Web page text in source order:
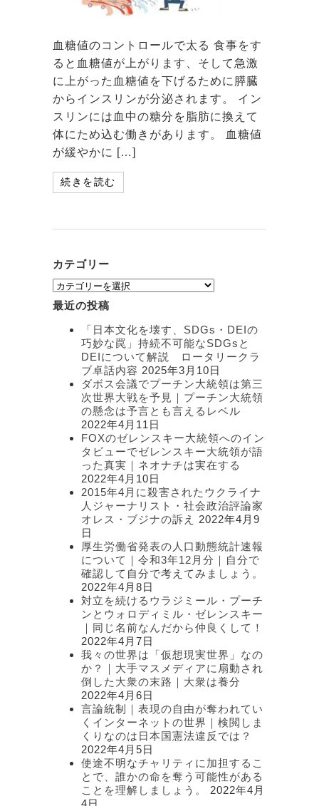
血糖値のコントロールで太る 食事をす
ると血糖値が上がります、そして急激
に上がった血糖値を下げるために膵臓
からインスリンが分泌されます。 イン
スリンには血中の糖分を脂肪に換えて
体にため込む働きがあります。 血糖値
が緩やかに […]
続きを読む
カテゴリー
カ
テ
ゴ
最近の投稿
「日本文化を壊す、SDGs・DEIの
巧妙な罠」持続不可能なSDGsと
DEIについて解説 ロータリークラ
ブ卓話内容 2025年3月10日
ダボス会議でプーチン大統領は第三
次世界大戦を予見｜プーチン大統領
の懸念は予言とも言えるレベル
2022年4月11日
FOXのゼレンスキー大統領へのイン
タビューでゼレンスキー大統領が語
った真実｜ネオナチは実在する
2022年4月10日
2015年4月に殺害されたウクライナ
人ジャーナリスト・社会政治評論家
オレス・ブジナの訴え
2022年4月9
日
厚生労働省発表の人口動態統計速報
について｜令和3年12月分｜自分で
確認して自分で考えてみましょう。
2022年4月8日
対立を続けるウラジミール・プーチ
ンとウォロディミル・ゼレンスキー
｜同じ名前なんだから仲良くして！
2022年4月7日
我々の世界は「仮想現実世界」なの
か？｜大手マスメディアに扇動され
倒した大衆の末路｜大衆は養分
2022年4月6日
言論統制｜表現の自由が奪われてい
くインターネットの世界｜検閲しま
くりなのは日本国憲法違反では？
2022年4月5日
使途不明なチャリティに加担するこ
とで、誰かの命を奪う可能性がある
ことを理解しましょう。
2022年4月
4日